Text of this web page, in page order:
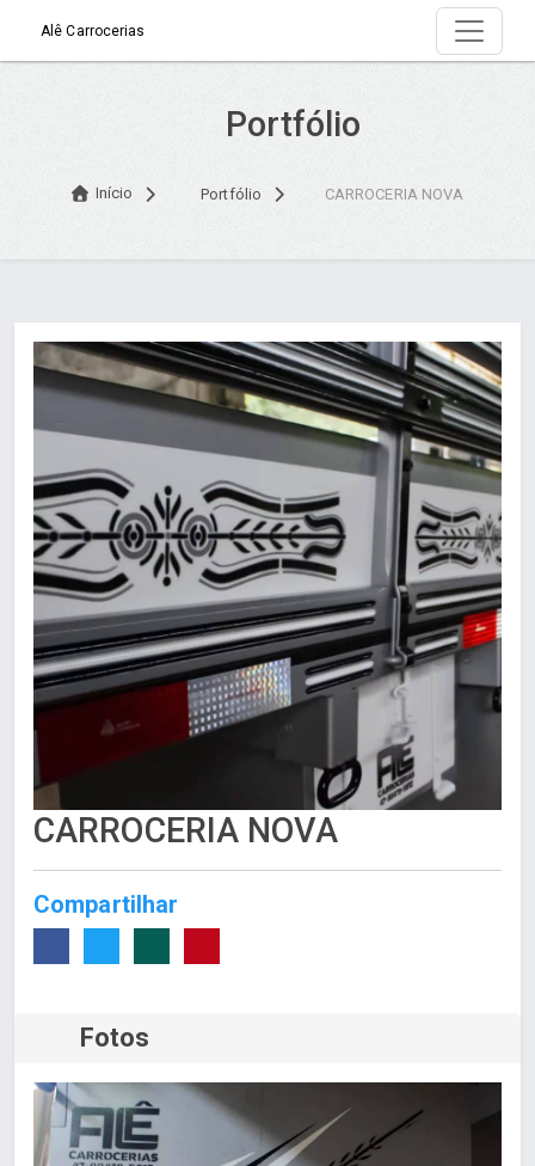
Alê Carrocerias
Portfólio
Início Portfólio CARROCERIA NOVA
CARROCERIA NOVA
Compartilhar
Fotos